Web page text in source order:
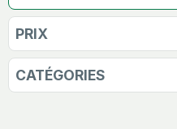
PRIX
CATÉGORIES